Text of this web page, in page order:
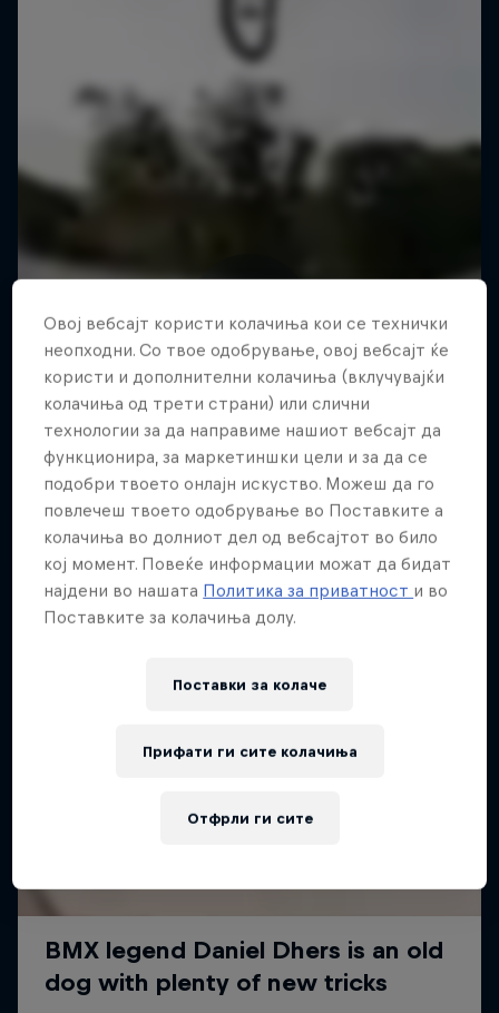
Овој вебсајт користи колачиња кои се технички
неопходни. Со твое одобрување, овој вебсајт ќе
користи и дополнителни колачиња (вклучувајќи
колачиња од трети страни) или слични
технологии за да направиме нашиот вебсајт да
функционира, за маркетиншки цели и за да се
подобри твоето онлајн искуство. Можеш да го
повлечеш твоето одобрување во Поставките а
колачиња во долниот дел од вебсајтот во било
кој момент. Повеќе информации можат да бидат
најдени во нашата Политика за приватност и во
Поставките за колачиња долу.
Поставки за колачe
Отфрли ги сите
Прифати ги сите колачиња